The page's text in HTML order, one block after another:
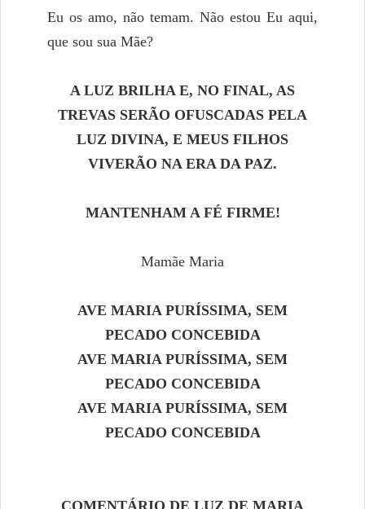
Eu os amo, não temam. Não estou Eu aqui,
que sou sua Mãe?
A LUZ BRILHA E, NO FINAL, AS
TREVAS SERÃO OFUSCADAS PELA
LUZ DIVINA, E MEUS FILHOS
VIVERÃO NA ERA DA PAZ.
MANTENHAM A FÉ FIRME!
Mamãe Maria
AVE MARIA PURÍSSIMA, SEM
PECADO CONCEBIDA
AVE MARIA PURÍSSIMA, SEM
PECADO CONCEBIDA
AVE MARIA PURÍSSIMA, SEM
PECADO CONCEBIDA
COMENTÁRIO DE LUZ DE MARIA